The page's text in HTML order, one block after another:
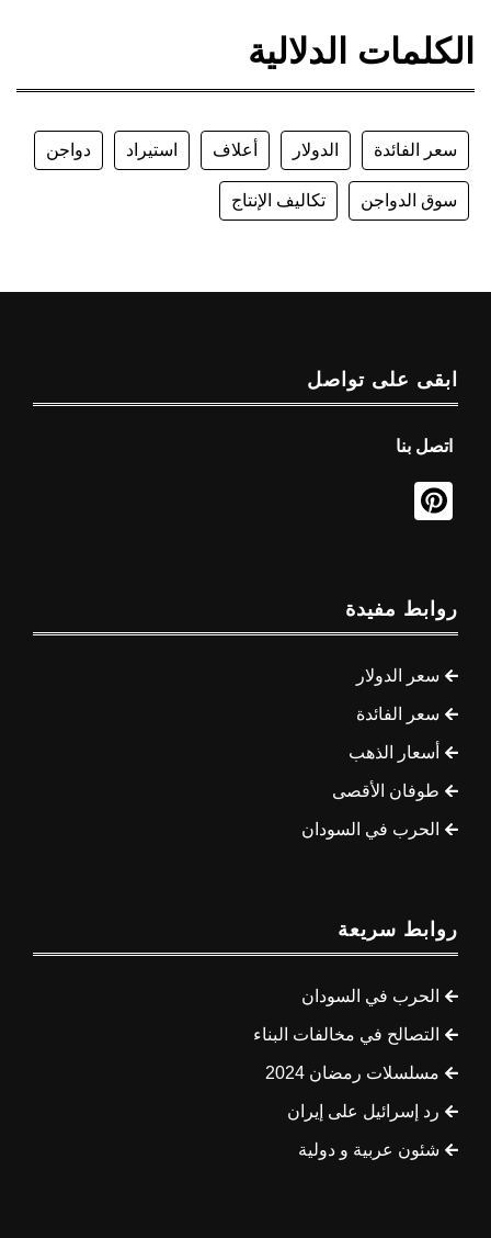
الكلمات الدلالية
سعر الفائدة الدولار أعلاف استيراد دواجن
سوق الدواجن تكاليف الإنتاج
ابقى على تواصل
اتصل بنا
روابط مفيدة
سعر الدولار
سعر الفائدة
أسعار الذهب
طوفان الأقصى
الحرب في السودان
روابط سريعة
الحرب في السودان
التصالح في مخالفات البناء
مسلسلات رمضان 2024
رد إسرائيل على إيران
شئون عربية و دولية